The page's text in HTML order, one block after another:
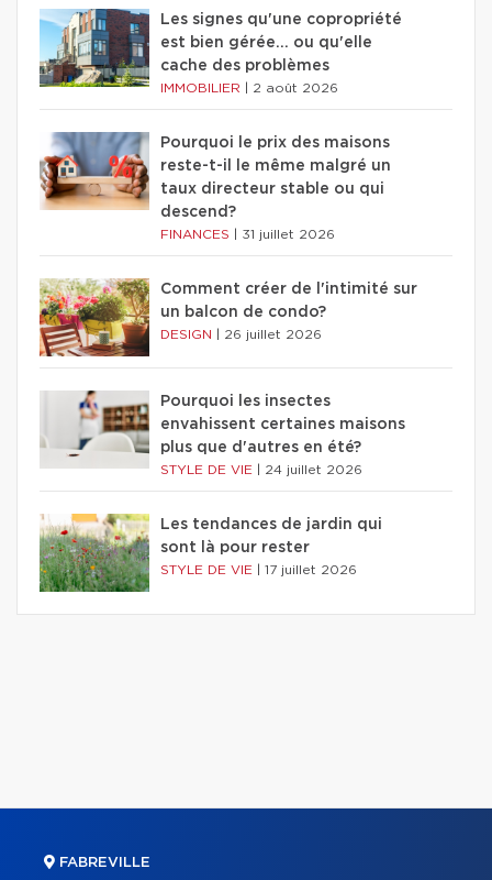
Les signes qu'une copropriété
est bien gérée… ou qu'elle
cache des problèmes
IMMOBILIER 2 août 2026
Pourquoi le prix des maisons
reste-t-il le même malgré un
taux directeur stable ou qui
descend?
FINANCES 31 juillet 2026
Comment créer de l'intimité sur
un balcon de condo?
DESIGN 26 juillet 2026
Pourquoi les insectes
envahissent certaines maisons
plus que d'autres en été?
STYLE DE VIE 24 juillet 2026
Les tendances de jardin qui
sont là pour rester
STYLE DE VIE 17 juillet 2026
FABREVILLE